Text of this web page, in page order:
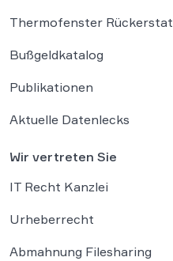
Thermofenster
Bußgeldkatalog
Publikationen
Aktuelle Datenlecks
Wir vertreten Sie
IT Recht Kanzlei
Urheberrecht
Abmahnung Filesharing